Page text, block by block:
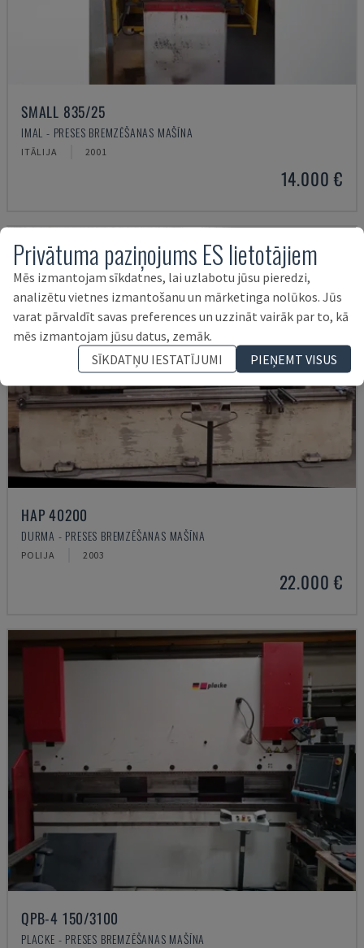
SMALL 835/25
IMAL - PRESES BREMZĒŠANAS MAŠĪNA
ITĀLIJA 2001
14.000 €
HAP 40200
DURMA - PRESES BREMZĒŠANAS MAŠĪNA
POLIJA 2003
22.000 €
QPB-4 150/3100
PLACKE - PRESES BREMZĒŠANAS MAŠĪNA
Privātuma paziņojums ES lietotājiem
Mēs izmantojam sīkdatnes, lai uzlabotu jūsu pieredzi,
analizētu vietnes izmantošanu un mārketinga nolūkos. Jūs
varat pārvaldīt savas preferences un uzzināt vairāk par to, kā
mēs izmantojam jūsu datus, zemāk.
SĪKDATŅU IESTATĪJUMI
PIEŅEMT VISUS